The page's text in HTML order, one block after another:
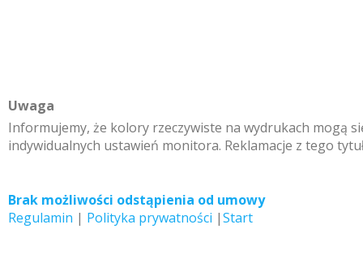
Uwaga
Informujemy, że kolory rzeczywiste na wydrukach mogą
indywidualnych ustawień monitora. Reklamacje z tego
Brak możliwości odstąpienia od umowy
Regulamin | Polityka prywatności |Start